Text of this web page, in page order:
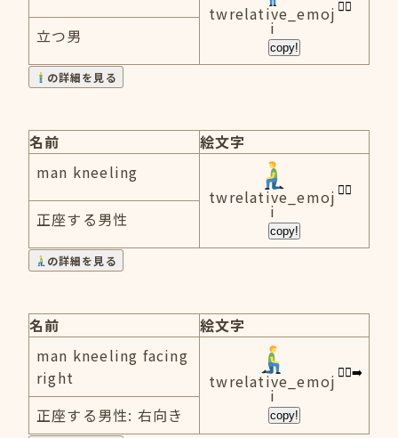
twrelative_emoj
i
copy!
立つ男
の詳細を見る
名前
絵文字
man kneeling
twrelative_emoj
i
copy!
正座する男性
の詳細を見る
名前
絵文字
man kneeling facing
right
twrelative_emoj
i
copy!
正座する男性: 右向き